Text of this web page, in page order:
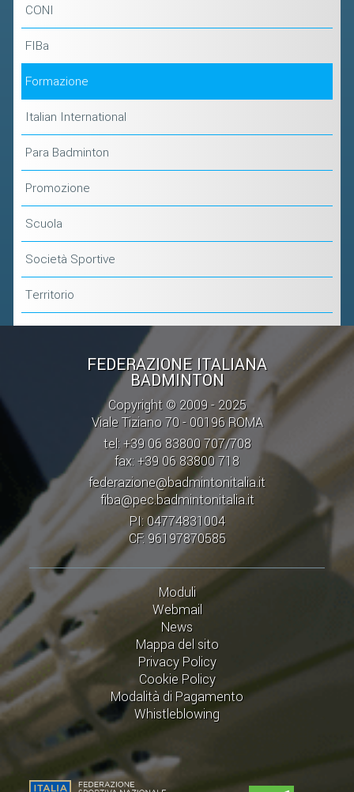
CONI
FIBa
Formazione
Italian International
Para Badminton
Promozione
Scuola
Società Sportive
Territorio
FEDERAZIONE ITALIANA
BADMINTON
Copyright © 2009 - 2025
Viale Tiziano 70 - 00196 ROMA
tel: +39 06 83800 707/708
fax: +39 06 83800 718
federazione@badmintonitalia.it
fiba@pec.badmintonitalia.it
PI: 04774831004
CF: 96197870585
Moduli
Webmail
News
Mappa del sito
Privacy Policy
Cookie Policy
Modalità di Pagamento
Whistleblowing